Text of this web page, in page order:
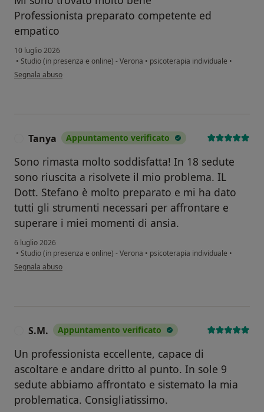
Professionista preparato competente ed
empatico
10 luglio 2026
• Studio (in presenza e online) - Verona • psicoterapia individuale •
secondo l'opinione dell'utente Marco
Segnala abuso
Tanya Appuntamento verificato
Sono rimasta molto soddisfatta! In 18 sedute
sono riuscita a risolvete il mio problema. IL
Dott. Stefano è molto preparato e mi ha dato
tutti gli strumenti necessari per affrontare e
superare i miei momenti di ansia.
6 luglio 2026
• Studio (in presenza e online) - Verona • psicoterapia individuale •
secondo l'opinione dell'utente Tanya
Segnala abuso
S.M. Appuntamento verificato
Un professionista eccellente, capace di
ascoltare e andare dritto al punto. In sole 9
sedute abbiamo affrontato e sistemato la mia
problematica. Consigliatissimo.